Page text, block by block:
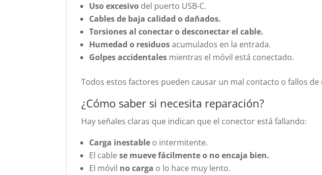
Uso excesivo del puerto USB-C.
Cables de baja calidad o dañados.
Torsiones al conectar o desconectar el cable.
Humedad o residuosacumulados en la entrada.
Golpes accidentales mientras el móvil está conectado.
Todos estos factores pueden causar un mal contacto o fallos de
¿Cómo saber si necesita reparación?
Hay señales claras que indican que el conector está fallando:
Carga inestable o intermitente.
El cablese mueve fácilmente o no encaja bien.
El móvil no carga o lo hace muy lento.